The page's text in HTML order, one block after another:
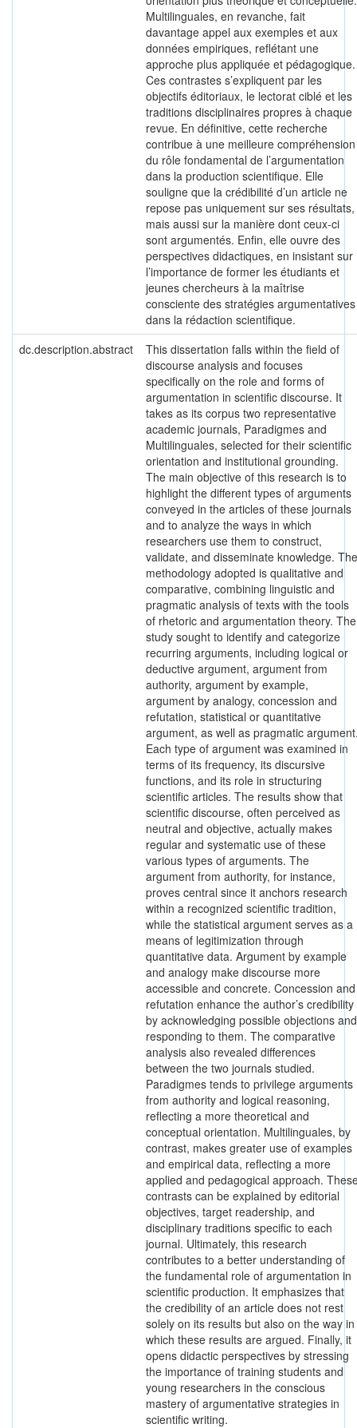
Multilinguales, en revanche, fait
davantage appel aux exemples et aux
données empiriques, reflétant une
approche plus appliquée et pédagogique.
Ces contrastes s’expliquent par les
objectifs éditoriaux, le lectorat ciblé et les
traditions disciplinaires propres à chaque
revue. En définitive, cette recherche
contribue à une meilleure compréhension
du rôle fondamental de l’argumentation
dans la production scientifique. Elle
souligne que la crédibilité d’un article ne
repose pas uniquement sur ses résultats,
mais aussi sur la manière dont ceux-ci
sont argumentés. Enfin, elle ouvre des
perspectives didactiques, en insistant sur
l’importance de former les étudiants et
jeunes chercheurs à la maîtrise
consciente des stratégies argumentatives
dans la rédaction scientifique.
dc.description.abstract
This dissertation falls within the field of
discourse analysis and focuses
specifically on the role and forms of
argumentation in scientific discourse. It
takes as its corpus two representative
academic journals, Paradigmes and
Multilinguales, selected for their scientific
orientation and institutional grounding.
The main objective of this research is to
highlight the different types of arguments
conveyed in the articles of these journals
and to analyze the ways in which
researchers use them to construct,
validate, and disseminate knowledge. The
methodology adopted is qualitative and
comparative, combining linguistic and
pragmatic analysis of texts with the tools
of rhetoric and argumentation theory. The
study sought to identify and categorize
recurring arguments, including logical or
deductive argument, argument from
authority, argument by example,
argument by analogy, concession and
refutation, statistical or quantitative
argument, as well as pragmatic
Each type of argument was examined in
terms of its frequency, its discursive
functions, and its role in structuring
scientific articles. The results show that
scientific discourse, often perceived as
neutral and objective, actually makes
regular and systematic use of these
various types of arguments. The
argument from authority, for instance,
proves central since it anchors research
within a recognized scientific tradition,
while the statistical argument serves as a
means of legitimization through
quantitative data. Argument by example
and analogy make discourse more
accessible and concrete. Concession and
refutation enhance the author’s credibility
by acknowledging possible objections and
responding to them. The comparative
analysis also revealed differences
between the two journals studied.
Paradigmes tends to privilege arguments
from authority and logical reasoning,
reflecting a more theoretical and
conceptual orientation. Multilinguales, by
contrast, makes greater use of examples
and empirical data, reflecting a more
applied and pedagogical approach.
contrasts can be explained by editorial
objectives, target readership, and
disciplinary traditions specific to each
journal. Ultimately, this research
contributes to a better understanding of
the fundamental role of argumentation in
scientific production. It emphasizes that
the credibility of an article does not rest
solely on its results but also on the way in
which these results are argued. Finally, it
opens didactic perspectives by stressing
the importance of training students and
young researchers in the conscious
mastery of argumentative strategies in
scientific writing.